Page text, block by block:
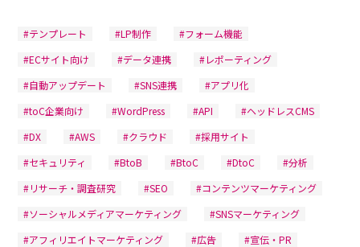
#テンプレート #LP制作
#フォーム機能
#ECサイト向け
#データ連携
#レポーティング
#自動アップデート
#SNS連携
#アプリ化
#toC企業向け
#WordPress #API
#ヘッドレスCMS
#DX
#AWS #クラウド
#採用サイト
#セキュリティ
#BtoB #BtoC #DtoC
#分析
#リサーチ・調査研究
#SEO
#コンテンツマーケティング
#ソーシャルメディアマーケティング
#SNSマーケティング
#アフィリエイトマーケティング
#広告
#宣伝・PR